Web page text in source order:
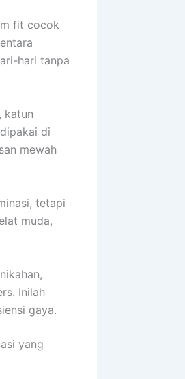
fit cocok
hari tanpa
katun
di
mewah
tetapi
muda,
Inilah
gaya.
yang